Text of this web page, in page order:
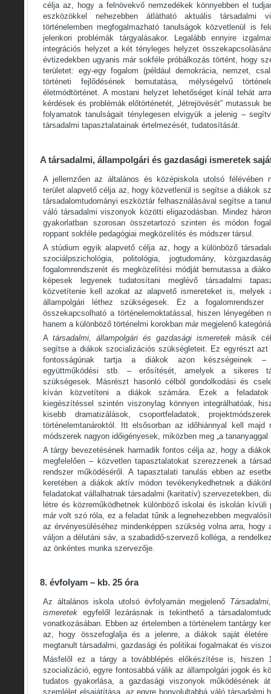
célja az, hogy a felnövekvő nemzedékek könnyebben el
eszközökkel nehezebben átlátható aktuális társadalmi
történelemben megfogalmazható tanulságok közvetlenül is
jelenkori problémák tárgyalásakor. Legalább ennyire
integrációs helyzet a két tényleges helyzet
évtizedekben ugyanis már sokféle próbálkozás történt, hogy
területet: egy-egy fogalom (például demokrácia, nemzet,
történeti fejlődésének bemutatása, mélységelvű
életmódtörténet. A mostani helyzet lehetőséget kínál tehát
kérdések és problémák előtörténetét, „létrejövését” mutassuk
folyamatok tanulságait ténylegesen elvigyük a jelenig –
társadalmi tapasztalatainak értelmezését, tudatosítását.
A társadalmi, állampolgári és gazdasági ismeretek
A jellemzően az általános és középiskola utolsó félévében
terület alapvető célja az, hogy közvetlenül is segítse a diákok
társadalomtudományi eszköztár felhasználásával segítse a
váló társadalmi viszonyok közötti eligazodásban. Mindez
gyakorlatban szorosan összetartozó szinten és módon
roppant sokféle pedagógiai megközelítés és módszer társul.
A stúdium egyik alapvető célja az, hogy a különböző
szociálpszichológia, politológia, jogtudomány,
fogalomrendszerét és megközelítési módját bemutassa a
képesek legyenek tudatosítani meglévő társadalmi
közvetítenie kell azokat az alapvető ismereteket is, melyek
állampolgári léthez szükségesek. Ez a fogalomrendszer
összekapcsolható a történelemoktatással, hiszen lényegében
hanem a különböző történelmi korokban már megjelenő
A társadalmi, állampolgári és gazdasági ismeretekmásik
segítse a diákok szocializációs szükségleteit. Ez egyrészt
fontosságúnak tartja a diákok azon készségeinek –
együttműködési stb. – erősítését, amelyek a sikeres
szükségesek. Másrészt hasonló célból gondolkodási és
kíván közvetíteni a diákok számára. Ezek a feladatok
kiegészítéssel szintén viszonylag könnyen integrálhatóak,
kisebb dramatizálások, csoportfeladatok,
történelemtanároktól. Itt elsősorban az időhiánnyal kell majd
módszerek nagyon időigényesek, miközben meg „a tananyaggal
A tárgy bevezetésének harmadik fontos célja az, hogy a
megfelelően – közvetlen tapasztalatokat szerezzenek a
rendszer működéséről. A tapasztalati tanulás ebben az
keretében a diákok aktív módon tevékenykedhetnek a
feladatokat vállalhatnak társadalmi (karitatív) szervezetekben,
létre és közreműködhetnek különböző iskolai és iskolán kívüli
már volt szó róla, ez a feladat tűnik a legnehezebben
az érvényesüléséhez mindenképpen szükség volna arra, hogy
váljon a délutáni sáv, a szabadidő-szervező kolléga, a
az önkéntes munka szervezője.
8. évfolyam – kb. 25 óra
Az általános iskola utolsó évfolyamán megjelenő
ismeretek egyfelől lezárásnak is tekinthető a
vonatkozásában. Ebben az értelemben a történelem tantárgy
az, hogy összefoglalja és a jelenre, a diákok saját életére
megtanult társadalmi, gazdasági és politikai fogalmakat és
Másfelől ez a tárgy a továbblépés előkészítése is, hiszen
szocializáció, egyre fontosabbá válik az állampolgári jogok és
tudatos gyakorlása, a gazdasági viszonyok működésének
szemlélet elsajátítása, az egyre bonyolultabbá váló társadalmi